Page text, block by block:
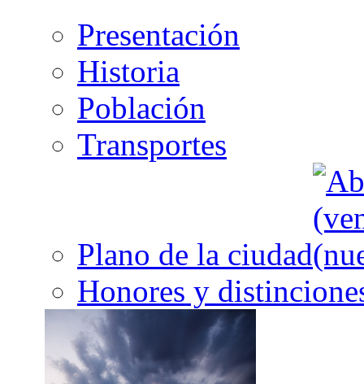
Presentación
Historia
Población
Transportes
Plano de la ciudad
Honores y